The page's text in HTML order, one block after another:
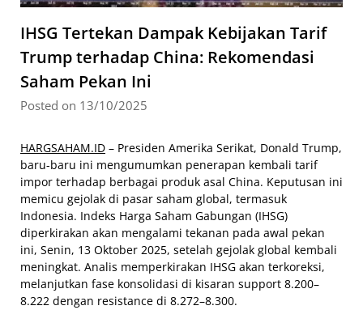
IHSG Tertekan Dampak Kebijakan Tarif
Trump terhadap China: Rekomendasi
Saham Pekan Ini
Posted on 13/10/2025
HARGSAHAM.ID – Presiden Amerika Serikat, Donald Trump,
baru-baru ini mengumumkan penerapan kembali tarif
impor terhadap berbagai produk asal China. Keputusan ini
memicu gejolak di pasar saham global, termasuk
Indonesia. Indeks Harga Saham Gabungan (IHSG)
diperkirakan akan mengalami tekanan pada awal pekan
ini, Senin, 13 Oktober 2025, setelah gejolak global kembali
meningkat. Analis memperkirakan IHSG akan terkoreksi,
melanjutkan fase konsolidasi di kisaran support 8.200–
8.222 dengan resistance di 8.272–8.300.